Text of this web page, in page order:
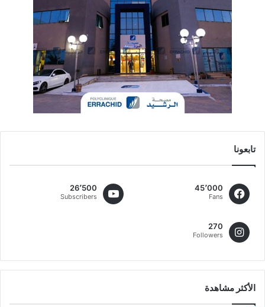
تابعونا
45٬000
Fans
26٬500
Subscribers
270
Followers
الأكثر مشاهدة